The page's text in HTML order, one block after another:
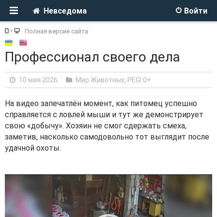
Войти
Невседома
Полная версия сайта
Профессионал своего дела
10 мая 2026 Мир Животных, PEGI 0+
На видео запечатлён момент, как питомец успешно
справляется с ловлей мыши и тут же демонстрирует
свою «добычу». Хозяин не смог сдержать смеха,
заметив, насколько самодовольно тот выглядит после
удачной охоты.
V
d
e